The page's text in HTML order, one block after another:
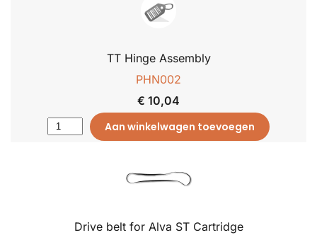
TT Hinge Assembly
PHN002
€ 10,04
Aan winkelwagen toevoegen
Drive belt for Alva ST Cartridge